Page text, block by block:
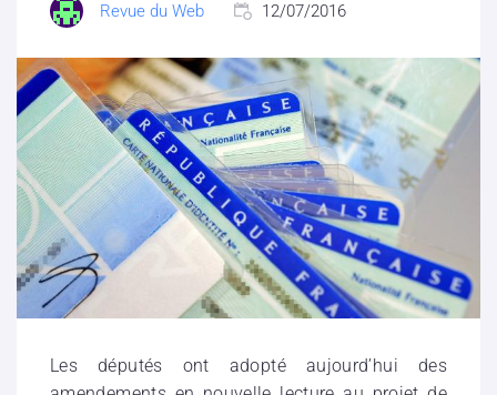
Revue du Web 12/07/2016
Les députés ont adopté aujourd’hui des